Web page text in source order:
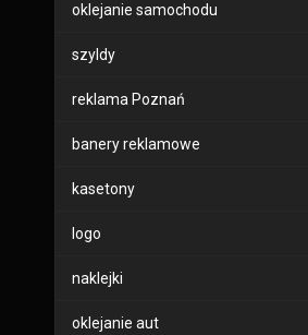
oklejanie samochodu
szyldy
reklama Poznań
banery reklamowe
kasetony
logo
naklejki
oklejanie aut